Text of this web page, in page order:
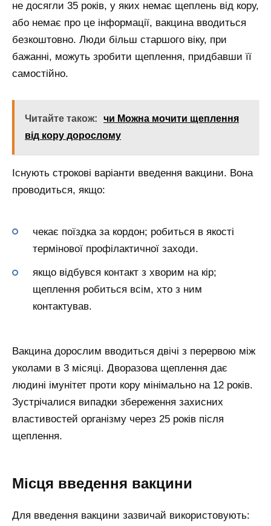
не досягли 35 років, у яких немає щеплень від кору,
або немає про це інформації, вакцина вводиться
безкоштовно. Люди більш старшого віку, при
бажанні, можуть зробити щеплення, придбавши її
самостійно.
Читайте також:
чи Можна мочити щеплення
від кору дорослому
Існують строкові варіанти введення вакцини. Вона
проводиться, якщо:
чекає поїздка за кордон; робиться в якості
термінової профілактичної заходи.
якщо відбувся контакт з хворим на кір;
щеплення робиться всім, хто з ним
контактував.
Вакцина дорослим вводиться двічі з перервою між
уколами в 3 місяці. Дворазова щеплення дає
людині імунітет проти кору мінімально на 12 років.
Зустрічалися випадки збереження захисних
властивостей організму через 25 років після
щеплення.
Місця введення вакцини
Для введення вакцини зазвичай використовують: